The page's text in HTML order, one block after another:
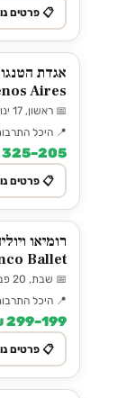
📋 פרטים
Aires
📅 ראשון, 17 ינואר ⏰ 20:00
📍 היכל
205–325 ₪
📋 פרטים
רומיאו
Ballet
📅 שבת, 20 פברואר ⏰ 13:00
📍 היכל
199–299 ₪
📋 פרטים